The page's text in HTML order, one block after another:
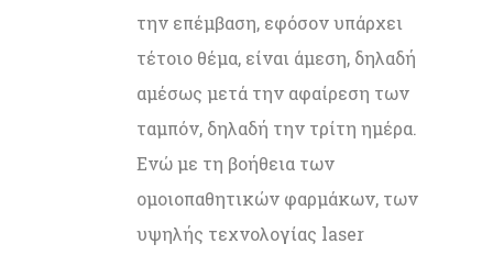
την επέμβαση, εφόσον υπάρχει
τέτοιο θέμα, είναι άμεση, δηλαδή
αμέσως μετά την αφαίρεση των
ταμπόν, δηλαδή την τρίτη ημέρα.
Ενώ με τη βοήθεια των
ομοιοπαθητικών φαρμάκων, των
υψηλής τεχνολογίας laser